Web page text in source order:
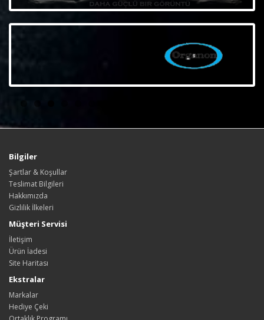
Bilgiler
Şartlar & Koşullar
Teslimat Bilgileri
Hakkımızda
Gizlilik İlkeleri
Müşteri Servisi
İletişim
Ürün İadesi
Site Haritası
Ekstralar
Markalar
Hediye Çeki